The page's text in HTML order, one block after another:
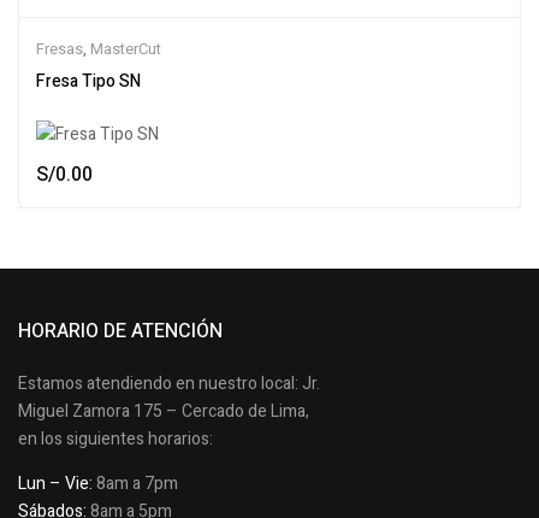
Fresas, MasterCut
Fresa Tipo SN
S/0.00
HORARIO DE ATENCIÓN
Estamos atendiendo en nuestro local: Jr.
Miguel Zamora 175 – Cercado de Lima,
en los siguientes horarios:
Lun – Vie:8am a 7pm
Sábados:8am a 5pm